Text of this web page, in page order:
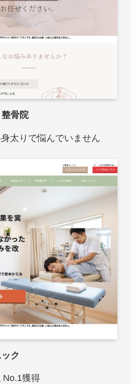
骨院
太りで悩んでいません
ク
No.1獲得